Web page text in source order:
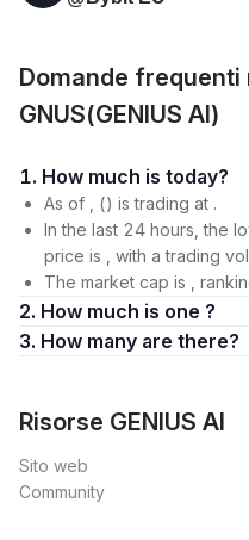
Domande frequenti
GNUS(GENIUS AI)
1. How much is today?
As of , () is trading at .
In the last 24 hours, the
price is , with a trading
The market cap is ,
2. How much is one ?
3. How many are there?
Risorse GENIUS AI
Sito web
Community